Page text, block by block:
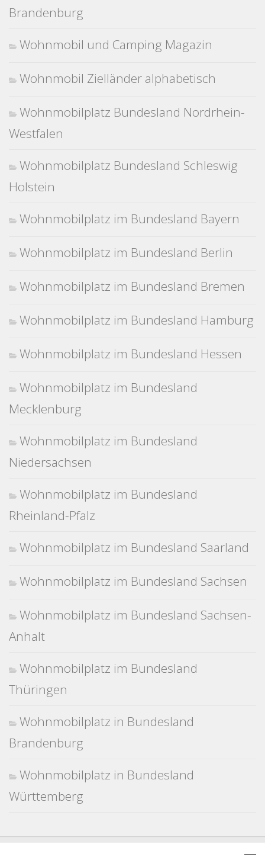
Brandenburg
Wohnmobil und Camping Magazin
Wohnmobil Zielländer alphabetisch
Wohnmobilplatz Bundesland Nordrhein-
Westfalen
Wohnmobilplatz Bundesland Schleswig
Holstein
Wohnmobilplatz im Bundesland Bayern
Wohnmobilplatz im Bundesland Berlin
Wohnmobilplatz im Bundesland Bremen
Wohnmobilplatz im Bundesland Hamburg
Wohnmobilplatz im Bundesland Hessen
Wohnmobilplatz im Bundesland
Mecklenburg
Wohnmobilplatz im Bundesland
Niedersachsen
Wohnmobilplatz im Bundesland
Rheinland-Pfalz
Wohnmobilplatz im Bundesland Saarland
Wohnmobilplatz im Bundesland Sachsen
Wohnmobilplatz im Bundesland Sachsen-
Anhalt
Wohnmobilplatz im Bundesland
Thüringen
Wohnmobilplatz in Bundesland
Brandenburg
Wohnmobilplatz in Bundesland
Württemberg